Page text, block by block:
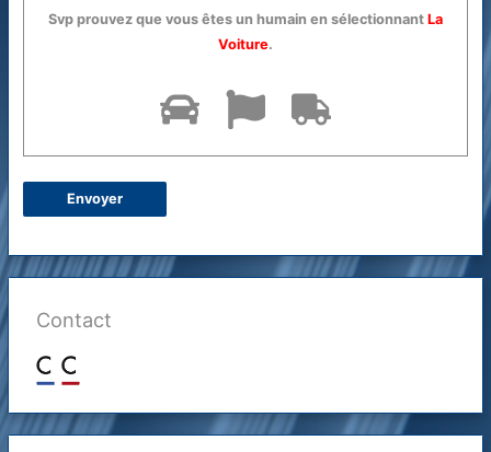
Svp prouvez que vous êtes un humain en sélectionnant La
Voiture.
Contact